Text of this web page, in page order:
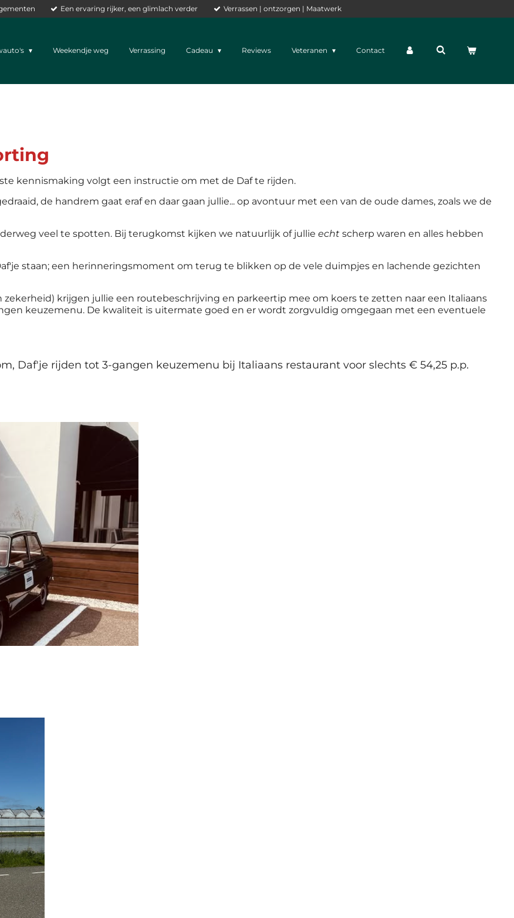
Een ervaring rijker, een glimlach verder Verrassen | ontzorgen | Maatwerk
Weekendje weg Verrassing Cadeau Reviews Veteranen Contact
kennismaking volgt een instructie om met de Daf te rijden.
de handrem gaat eraf en daar gaan jullie... op avontuur met een van de oude dames, zoals we de
veel te spotten. Bij terugkomst kijken we natuurlijk of jullie echt scherp waren en alles hebben
staan; een herinneringsmoment om terug te blikken op de vele duimpjes en lachende gezichten
krijgen jullie een routebeschrijving en parkeertip mee om koers te zetten naar een Italiaans
keuzemenu. De kwaliteit is uitermate goed en er wordt zorgvuldig omgegaan met een eventuele
Daf'je rijden tot 3-gangen keuzemenu bij Italiaans restaurant voor slechts € 54,25 p.p.